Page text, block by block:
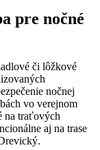
pre nočné
či lôžkové
nočnej
vo verejnom
na traťových
aj na trase